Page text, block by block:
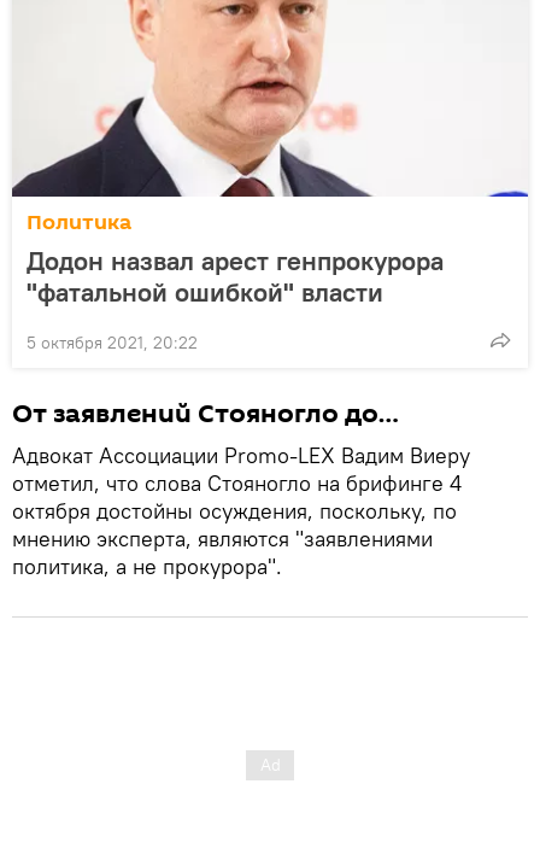
Политика
Додон назвал арест генпрокурора
"фатальной ошибкой" власти
5 октября 2021, 20:22
От заявлений Стояногло до…
Адвокат Ассоциации Promo-LEX Вадим Виеру
отметил, что слова Стояногло на брифинге 4
октября достойны осуждения, поскольку, по
мнению эксперта, являются "заявлениями
политика, а не прокурора".